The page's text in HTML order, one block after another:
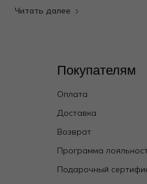
Покупателям
Оплата
Доставка
Возврат
Программа
Подарочный